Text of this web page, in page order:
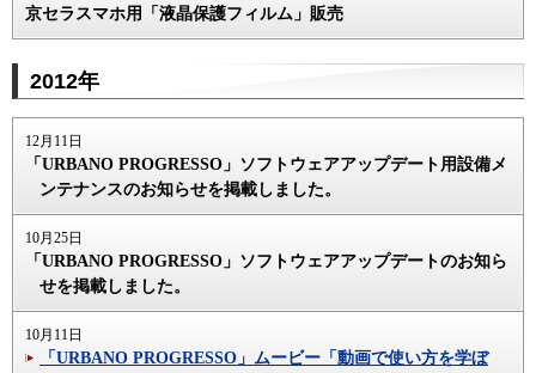
京セラスマホ用「液晶保護フィルム」販売
2012年
12月11日
「URBANO PROGRESSO」ソフトウェアアップデート用設備メ
ンテナンスのお知らせを掲載しました。
10月25日
「URBANO PROGRESSO」ソフトウェアアップデートのお知ら
せを掲載しました。
10月11日
「URBANO PROGRESSO」ムービー「動画で使い方を学ぼ